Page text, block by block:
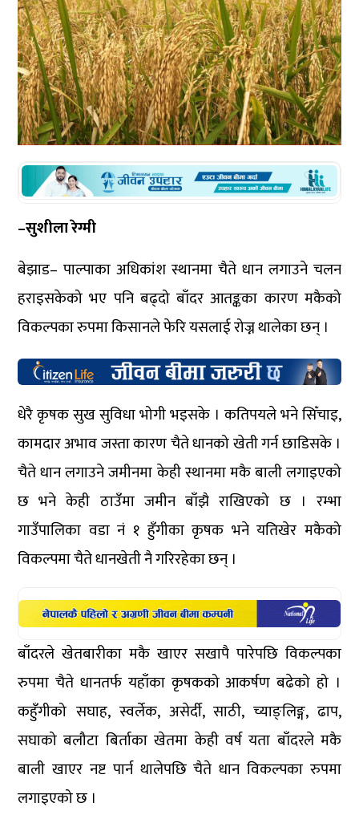
–सुशीला रेग्मी
बेझाड– पाल्पाका अधिकांश स्थानमा चैते धान लगाउने चलन
हराइसकेको भए पनि बढ्दो बाँदर आतङ्कका कारण मकैको
विकल्पका रुपमा किसानले फेरि यसलाई रोज्न थालेका छन् ।
धेरै कृषक सुख सुविधा भोगी भइसके । कतिपयले भने सिँचाइ,
कामदार अभाव जस्ता कारण चैते धानको खेती गर्न छाडिसके ।
चैते धान लगाउने जमीनमा केही स्थानमा मकै बाली लगाइएको
छ भने केही ठाउँमा जमीन बाँझै राखिएको छ । रम्भा
गाउँपालिका वडा नं १ हुँगीका कृषक भने यतिखेर मकैको
विकल्पमा चैते धानखेती नै गरिरहेका छन् ।
बाँदरले खेतबारीका मकै खाएर सखापै पारेपछि विकल्पका
रुपमा चैते धानतर्फ यहाँका कृषकको आकर्षण बढेको हो ।
कहुँगीको सघाह, स्वर्लेक, असेर्दी, साठी, च्याङ्लिङ्ग, ढाप,
सघाको बलौटा बिर्ताका खेतमा केही वर्ष यता बाँदरले मकै
बाली खाएर नष्ट पार्न थालेपछि चैते धान विकल्पका रुपमा
लगाइएको छ ।